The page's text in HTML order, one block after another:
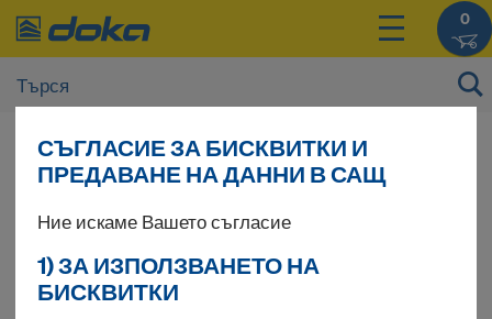
0
Цените на Вашите продукти могат да се
видят следвписване.
Ringlock-скеле
СЪГЛАСИЕ ЗА БИСКВИТКИ И
ПРЕДАВАНЕ НА ДАННИ В САЩ
Ние искаме Вашето съгласие
1) ЗА ИЗПОЛЗВАНЕТО НА
БИСКВИТКИ